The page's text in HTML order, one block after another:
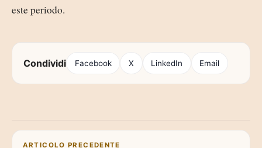
este periodo.
Condividi Facebook X LinkedIn Email
Navigazione articoli
ARTICOLO PRECEDENTE